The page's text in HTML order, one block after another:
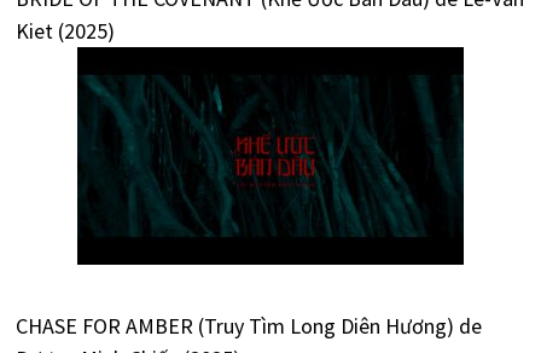
Kiet (2025)
CHASE FOR AMBER (Truy Tìm Long Diên Hương) de